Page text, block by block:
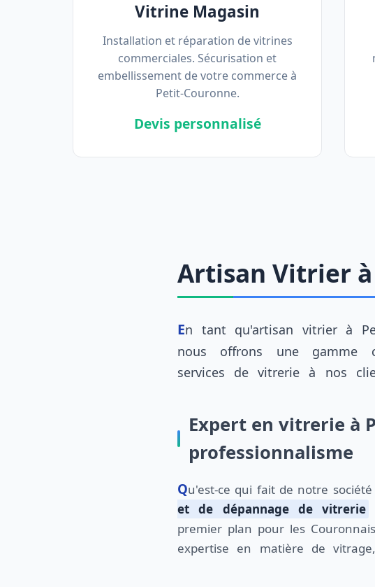
Vitrine Magasin
Installation et réparation de vitrines
commerciales. Sécurisation et
embellissement de votre commerce à
Petit-Couronne.
Devis personnalisé
Artisan Vitrier
En tant qu'artisan vitrier à Petit-Couronne,
nous offrons une gamme
services de vitrerie à nos
département. Avec plusieurs années
Expert en vitrerie à
professionnalisme
Qu'est-ce qui fait de notre
et de dépannage de vitrerie
premier plan pour les
expertise en matière de